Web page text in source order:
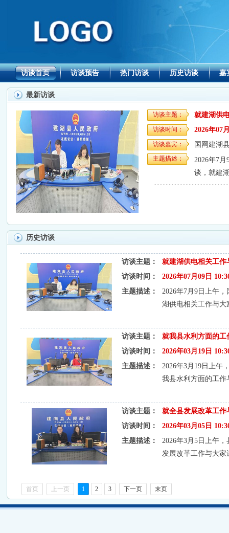
访谈首页 访谈预告 热门访谈 历史访谈 嘉
最新访谈
访谈主题： 就建湖供
访谈时间： 2026年07
访谈嘉宾： 国网建湖
主题描述：
2026年7
谈，就建
历史访谈
访谈主题：
就建湖供电相关工作
访谈时间：
2026年07月09日
主题描述：
2026年7月9日上午
湖供电相关工作与大
访谈主题：
就我县水利方面的
访谈时间：
2026年03月19日
主题描述：
2026年3月19日上午
我县水利方面的工
访谈主题：
就全县发展改革工
访谈时间：
2026年03月05日
主题描述：
2026年3月5日上午
发展改革工作与大家
首页 上一页 1 2 3 下一页 末页